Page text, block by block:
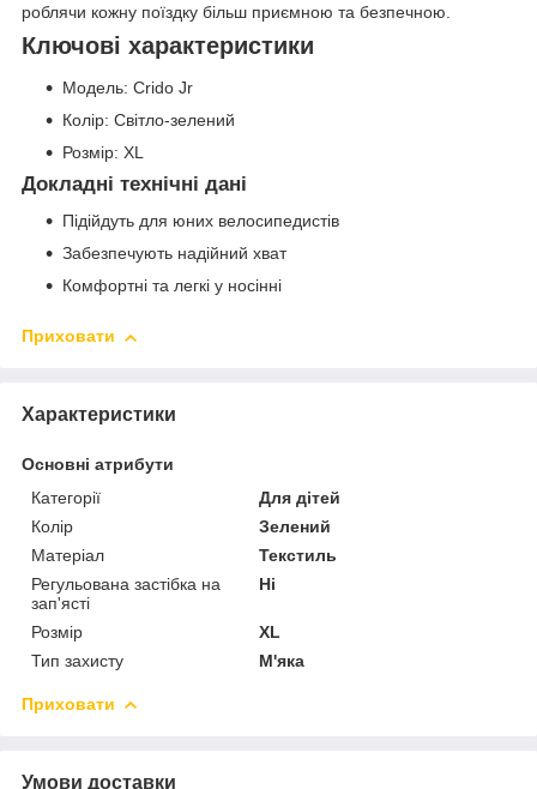
роблячи кожну поїздку більш приємною та безпечною.
Ключові характеристики
Модель: Crido Jr
Колір: Світло-зелений
Розмір: XL
Докладні технічні дані
Підійдуть для юних велосипедистів
Забезпечують надійний хват
Комфортні та легкі у носінні
Приховати
Характеристики
Основні атрибути
Категорії
Для дітей
Колір
Зелений
Матеріал
Текстиль
Регульована застібка на
зап'ясті
Ні
Розмір
XL
Тип захисту
М'яка
Приховати
Умови доставки